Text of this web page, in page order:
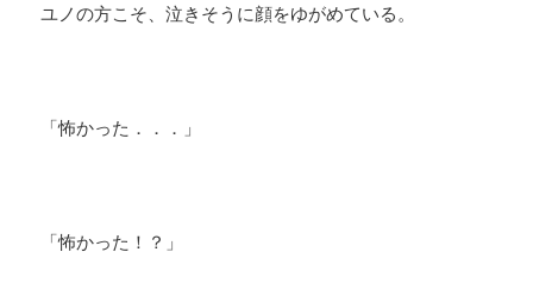
ユノの方こそ、泣きそうに顔をゆがめている。
「怖かった．．．」
「怖かった！？」